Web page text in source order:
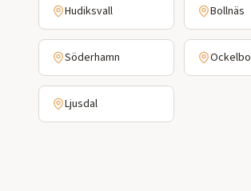
Hudiksvall Bollnäs
Söderhamn Ockelbo
Ljusdal